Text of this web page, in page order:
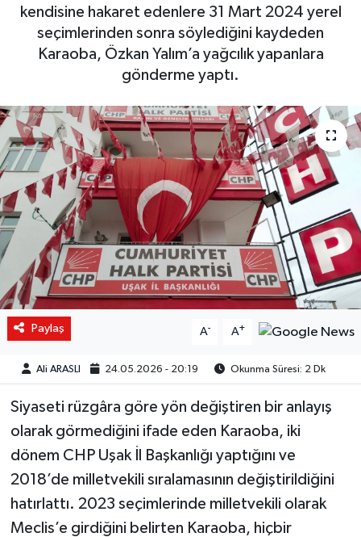
kendisine hakaret edenlere 31 Mart 2024 yerel
seçimlerinden sonra söylediğini kaydeden
Karaoba, Özkan Yalım’a yağcılık yapanlara
gönderme yaptı.
Paylaş A- A+
Ali ARASLI 24.05.2026 - 20:19 Okunma Süresi: 2 Dk
Siyaseti rüzgâra göre yön değiştiren bir anlayış
olarak görmediğini ifade eden Karaoba, iki
dönem CHP Uşak İl Başkanlığı yaptığını ve
2018’de milletvekili sıralamasının değiştirildiğini
hatırlattı. 2023 seçimlerinde milletvekili olarak
Meclis’e girdiğini belirten Karaoba, hiçbir